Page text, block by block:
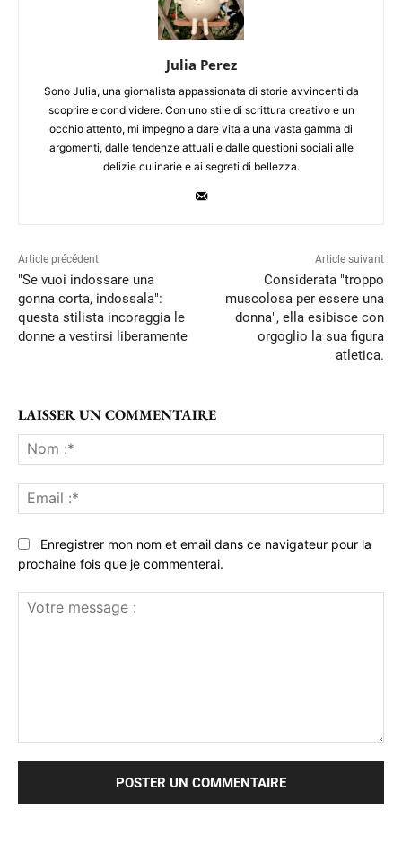
Julia Perez
Sono Julia, una giornalista appassionata di storie avvincenti da
scoprire e condividere. Con uno stile di scrittura creativo e un
occhio attento, mi impegno a dare vita a una vasta gamma di
argomenti, dalle tendenze attuali e dalle questioni sociali alle
delizie culinarie e ai segreti di bellezza.
Article précédent
"Se vuoi indossare una
gonna corta, indossala":
questa stilista incoraggia le
donne a vestirsi liberamente
Article suivant
Considerata "troppo
muscolosa per essere una
donna", ella esibisce con
orgoglio la sua figura
atletica.
LAISSER UN COMMENTAIRE
:*
:*
Enregistrer mon nom et email dans ce navigateur pour la
prochaine fois que je commenterai.